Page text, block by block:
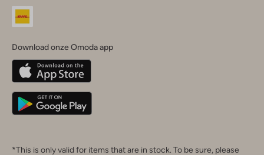
Land
Belgique(Français)
Deutschland
Download onze Omoda app
*This is only valid for items that are in stock. To be sure, please